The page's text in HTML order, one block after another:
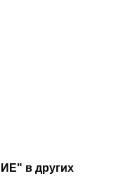
в других